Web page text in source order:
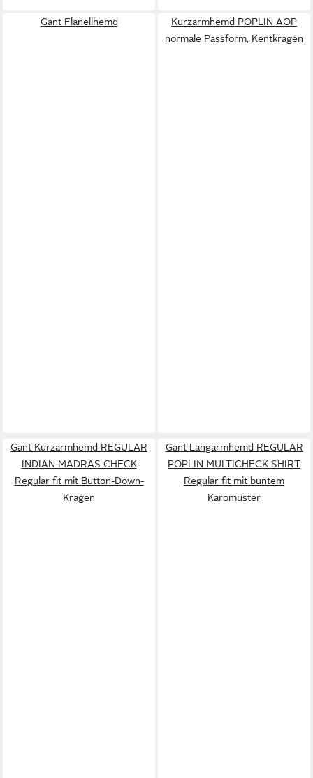
Gant Flanellhemd
Kurzarmhemd POPLIN AOP
normale Passform, Kentkragen
Gant Kurzarmhemd REGULAR
INDIAN MADRAS CHECK
Regular fit mit Button-Down-
Kragen
Gant Langarmhemd REGULAR
POPLIN MULTICHECK SHIRT
Regular fit mit buntem
Karomuster